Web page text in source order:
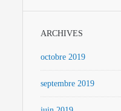
ARCHIVES
octobre 2019
septembre 2019